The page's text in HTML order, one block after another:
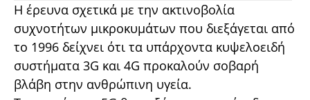
Η έρευνα σχετικά με την ακτινοβολία
συχνοτήτων μικροκυμάτων που διεξάγεται από
το 1996 δείχνει ότι τα υπάρχοντα κυψελοειδή
συστήματα 3G και 4G προκαλούν σοβαρή
βλάβη στην ανθρώπινη υγεία.